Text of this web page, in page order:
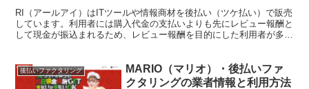
RI（アールアイ）はITツールや情報商材を後払い（ツケ払い）で販売
しています。利用者には購入代金の支払いよりも先にレビュー報酬と
して現金が振込まれるため、レビュー報酬を目的にした利用者が多い
後払いファクタリング
MARIO（マリオ）・後払いファ
クタリングの業者情報と利用方法